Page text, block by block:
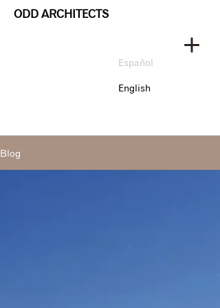
ODD ARCHITECTS
Español
English
Blog